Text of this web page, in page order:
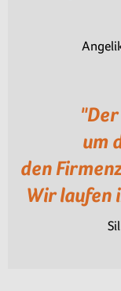
um
den
Wir laufen